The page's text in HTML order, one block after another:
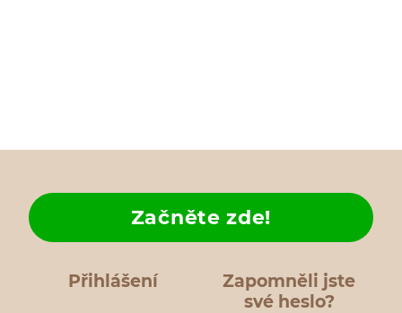
Přihlášení
Zapomněli jste
své heslo?
Začněte zde!